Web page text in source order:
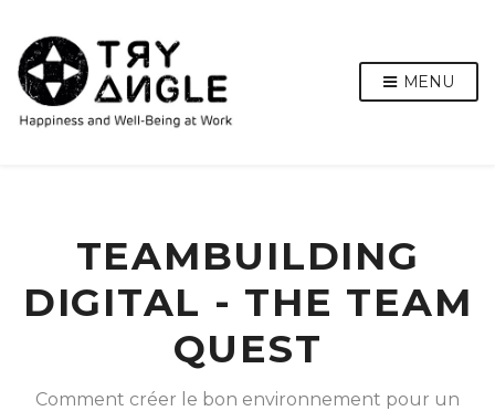
MENU
TEAMBUILDING
DIGITAL - THE TEAM
QUEST
Comment créer le bon environnement pour un